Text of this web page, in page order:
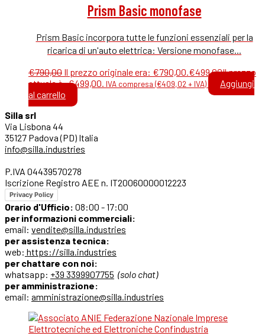
Prism Basic monofase
Prism Basic incorpora tutte le funzioni essenziali per la
ricarica di un'auto elettrica: Versione monofase...
€790,00 Il prezzo originale era: €790,00. €499,00Il prezzo
attuale è: €499,00. IVA compresa (€409,02 + IVA)
Aggiungi
al carrello
Silla srl
Via Lisbona 44
35127 Padova (PD) Italia
info@silla.industries
P.IVA 04439570278
Iscrizione Registro AEE n. IT20060000012223
Privacy Policy
Orario d'Ufficio: 08:00 - 17:00
per informazioni commerciali:
email: vendite@silla.industries
per assistenza tecnica:
web: https://silla.industries
per chattare con noi:
whatsapp: +39 3399907755 (solo chat)
per amministrazione:
email: amministrazione@silla.industries